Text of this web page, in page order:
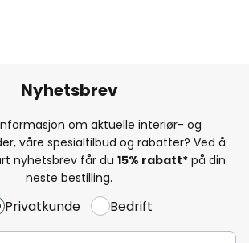
Nyhetsbrev
om aktuelle interiør- og
våre spesialtilbud og rabatter? Ved å
nyhetsbrev får du 15% rabatt* på din
neste bestilling.
Privatkunde Bedrift